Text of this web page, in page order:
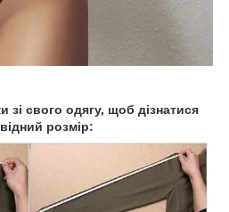
зі свого одягу, щоб дізнатися
розмір: